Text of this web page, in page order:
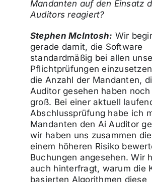
Mandanten auf den Einsatz
Auditors reagiert?
Stephen McIntosh: Wir
gerade damit, die Software
standardmäßig bei allen
Pflichtprüfungen
die Anzahl der Mandanten,
Auditor gesehen haben
groß. Bei einer aktuell
Abschlussprüfung habe ich
Mandanten den Ai Auditor
wir haben uns zusammen
einem höheren Risiko
Buchungen angesehen. Wir
auch hinterfragt, warum die
basierten Algorithmen diese